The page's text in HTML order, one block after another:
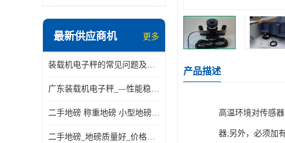
最新供应商机 更多
装载机电子秤的常见问题及解决方法介绍
广东装载机电子秤_—性能稳定—操作简单—品质可靠
二手地磅 称重地磅 小型地磅 一百吨地磅
二手地磅_地磅质量好_价格便宜这里找【地磅行家】
产品描述
高温环境对传感
器;另外，必须加